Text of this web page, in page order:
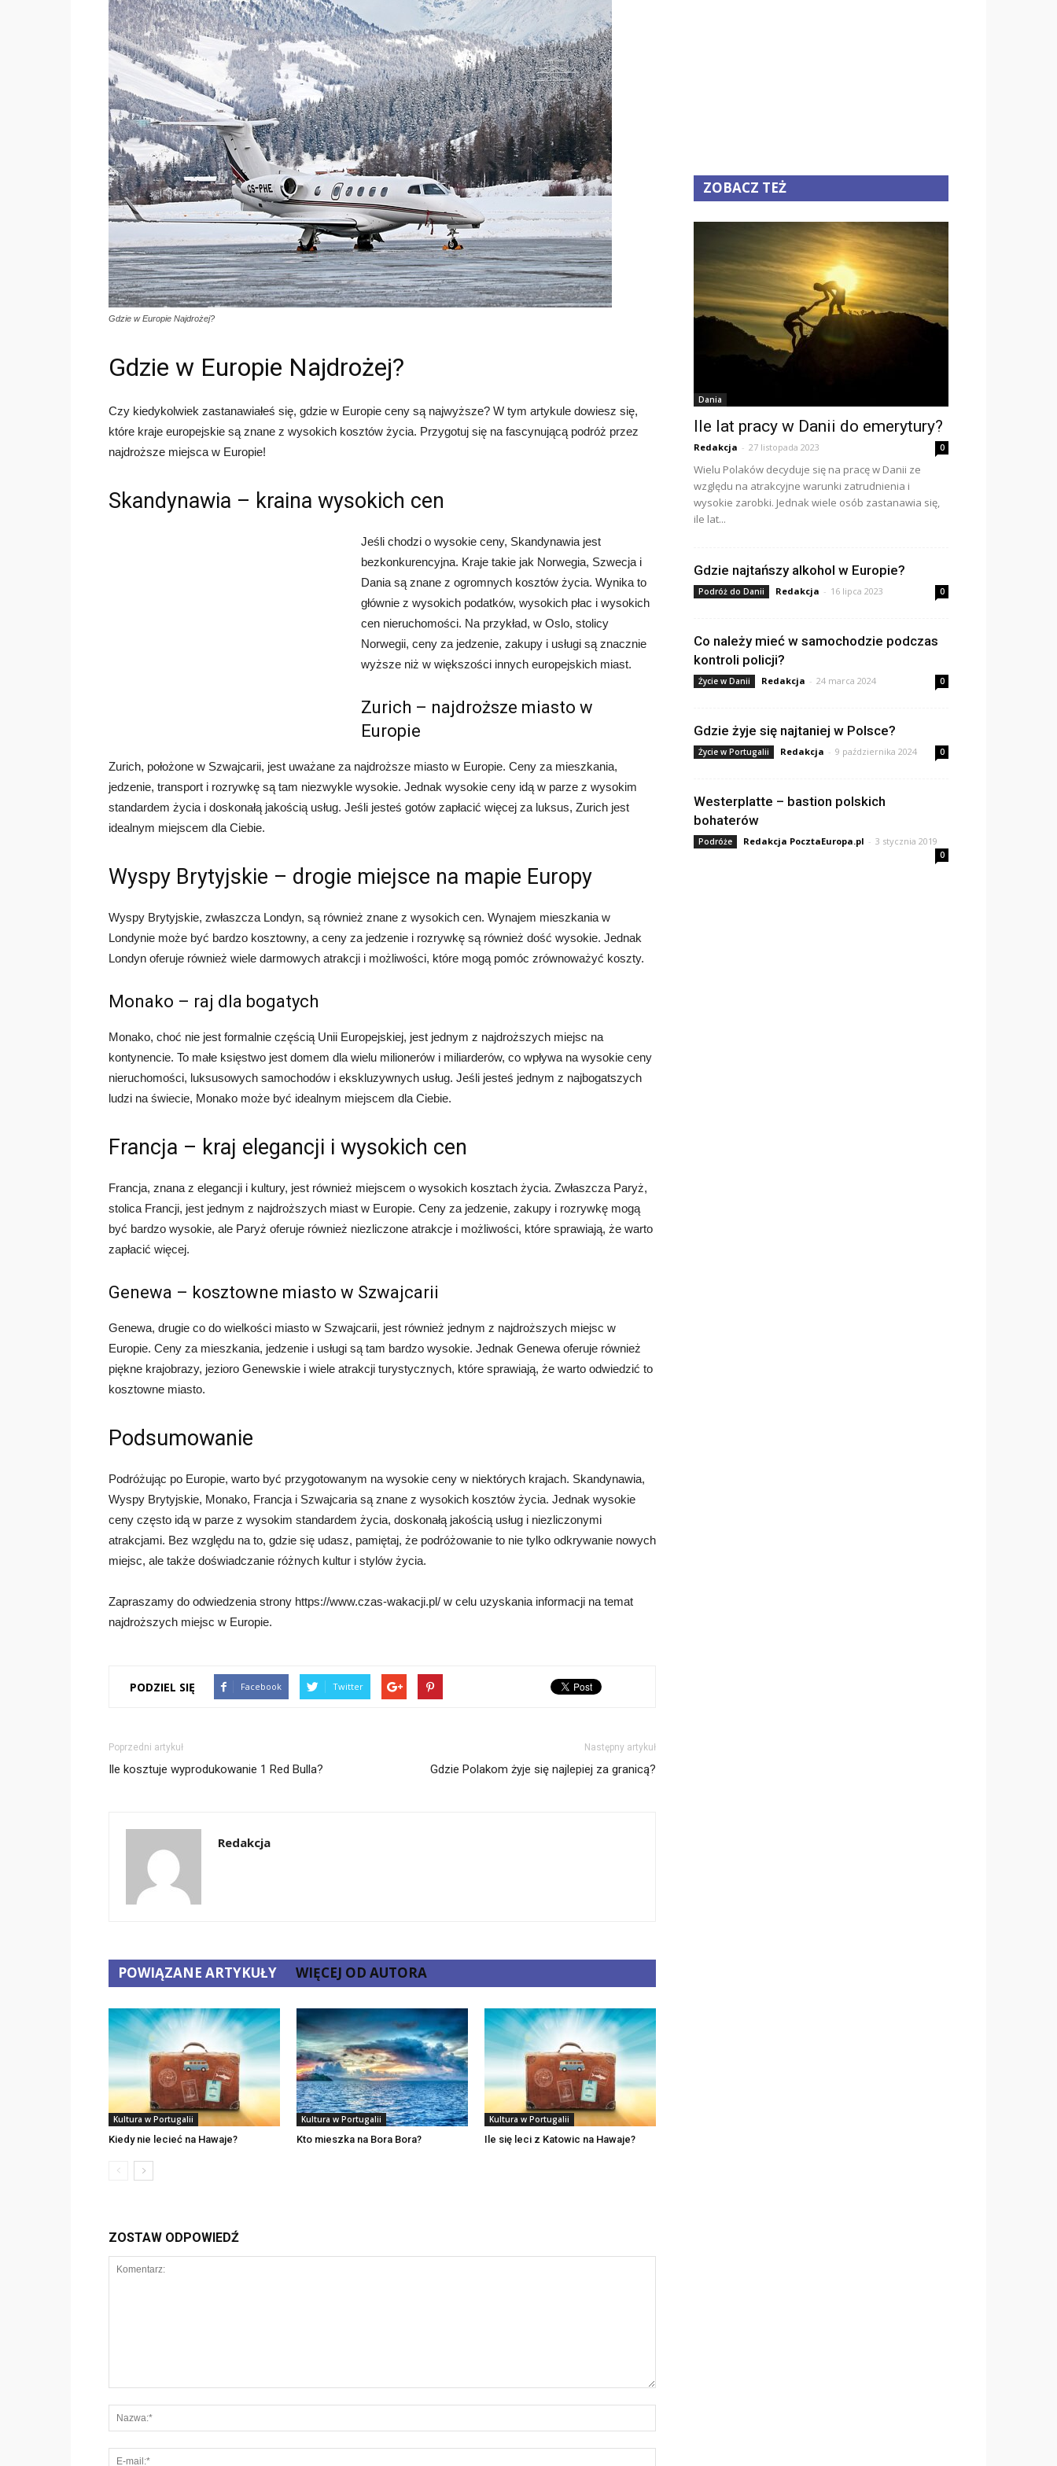
Gdzie w Europie Najdrożej?
Gdzie w Europie Najdrożej?
Czy kiedykolwiek zastanawiałeś się, gdzie w Europie ceny są najwyższe? W tym artykule dowiesz się,
które kraje europejskie są znane z wysokich kosztów życia. Przygotuj się na fascynującą podróż przez
najdroższe miejsca w Europie!
Skandynawia – kraina wysokich cen
Jeśli chodzi o wysokie ceny, Skandynawia jest
bezkonkurencyjna. Kraje takie jak Norwegia, Szwecja i
Dania są znane z ogromnych kosztów życia. Wynika to
głównie z wysokich podatków, wysokich płac i wysokich
cen nieruchomości. Na przykład, w Oslo, stolicy
Norwegii, ceny za jedzenie, zakupy i usługi są znacznie
wyższe niż w większości innych europejskich miast.
Zurich – najdroższe miasto w
Europie
Zurich, położone w Szwajcarii, jest uważane za najdroższe miasto w Europie. Ceny za mieszkania,
jedzenie, transport i rozrywkę są tam niezwykle wysokie. Jednak wysokie ceny idą w parze z wysokim
standardem życia i doskonałą jakością usług. Jeśli jesteś gotów zapłacić więcej za luksus, Zurich jest
idealnym miejscem dla Ciebie.
Wyspy Brytyjskie – drogie miejsce na mapie Europy
Wyspy Brytyjskie, zwłaszcza Londyn, są również znane z wysokich cen. Wynajem mieszkania w
Londynie może być bardzo kosztowny, a ceny za jedzenie i rozrywkę są również dość wysokie. Jednak
Londyn oferuje również wiele darmowych atrakcji i możliwości, które mogą pomóc zrównoważyć koszty.
Monako – raj dla bogatych
Monako, choć nie jest formalnie częścią Unii Europejskiej, jest jednym z najdroższych miejsc na
kontynencie. To małe księstwo jest domem dla wielu milionerów i miliarderów, co wpływa na wysokie ceny
nieruchomości, luksusowych samochodów i ekskluzywnych usług. Jeśli jesteś jednym z najbogatszych
ludzi na świecie, Monako może być idealnym miejscem dla Ciebie.
Francja – kraj elegancji i wysokich cen
Francja, znana z elegancji i kultury, jest również miejscem o wysokich kosztach życia. Zwłaszcza Paryż,
stolica Francji, jest jednym z najdroższych miast w Europie. Ceny za jedzenie, zakupy i rozrywkę mogą
być bardzo wysokie, ale Paryż oferuje również niezliczone atrakcje i możliwości, które sprawiają, że warto
zapłacić więcej.
Genewa – kosztowne miasto w Szwajcarii
Genewa, drugie co do wielkości miasto w Szwajcarii, jest również jednym z najdroższych miejsc w
Europie. Ceny za mieszkania, jedzenie i usługi są tam bardzo wysokie. Jednak Genewa oferuje również
piękne krajobrazy, jezioro Genewskie i wiele atrakcji turystycznych, które sprawiają, że warto odwiedzić to
kosztowne miasto.
Podsumowanie
Podróżując po Europie, warto być przygotowanym na wysokie ceny w niektórych krajach. Skandynawia,
Wyspy Brytyjskie, Monako, Francja i Szwajcaria są znane z wysokich kosztów życia. Jednak wysokie
ceny często idą w parze z wysokim standardem życia, doskonałą jakością usług i niezliczonymi
atrakcjami. Bez względu na to, gdzie się udasz, pamiętaj, że podróżowanie to nie tylko odkrywanie nowych
miejsc, ale także doświadczanie różnych kultur i stylów życia.
Zapraszamy do odwiedzenia strony https://www.czas-wakacji.pl/ w celu uzyskania informacji na temat
najdroższych miejsc w Europie.
PODZIEL SIĘ Facebook Twitter
Poprzedni artykuł
Ile kosztuje wyprodukowanie 1 Red Bulla?
Następny artykuł
Gdzie Polakom żyje się najlepiej za granicą?
Redakcja
POWIĄZANE ARTYKUŁY WIĘCEJ OD AUTORA
Kultura w Portugalii
Kiedy nie lecieć na Hawaje?
Kultura w Portugalii
Kto mieszka na Bora Bora?
Kultura w Portugalii
Ile się leci z Katowic na Hawaje?
ZOSTAW ODPOWIEDŹ
ZOBACZ TEŻ
Dania
Ile lat pracy w Danii do emerytury?
Redakcja - 27 listopada 2023 0
Wielu Polaków decyduje się na pracę w Danii ze
względu na atrakcyjne warunki zatrudnienia i
wysokie zarobki. Jednak wiele osób zastanawia się,
ile lat...
Gdzie najtańszy alkohol w Europie?
Podróż do Danii Redakcja - 16 lipca 2023 0
Co należy mieć w samochodzie podczas
kontroli policji?
Życie w Danii Redakcja - 24 marca 2024 0
Gdzie żyje się najtaniej w Polsce?
Życie w Portugalii Redakcja - 9 października 2024 0
Westerplatte – bastion polskich
bohaterów
Podróże Redakcja PocztaEuropa.pl - 3 stycznia 2019
0